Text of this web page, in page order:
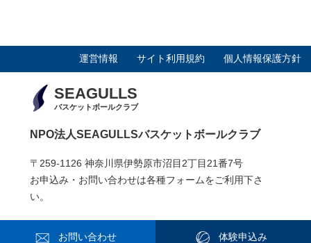
お問い合わせ 体験申込み
運営情報 サイト利用規約 個人情報保護方針
SEAGULLS
バスケットボールクラブ
NPO法人SEAGULLSバスケットボールクラブ
〒259-1126 神奈川県伊勢原市沼目2丁目21番7号
お申込み・お問い合わせは各種フォームをご利用下さ
い。
2019© 特定非営利活動法人SEAGULLSバスケットボールクラブ